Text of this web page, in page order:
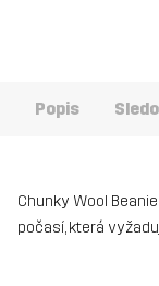
Popis
Chunky Wool
počasí, která